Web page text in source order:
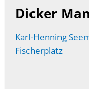
Dicker
Karl-Henning
Fischerplatz